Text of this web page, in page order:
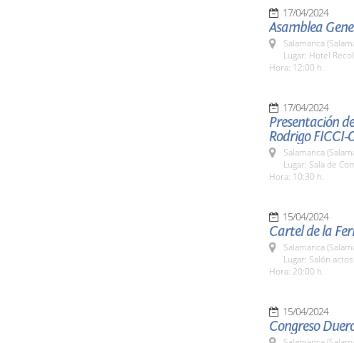
17/04/2024
Asamblea
Salamanca
Lugar: Hotel
Hora: 12:00 h.
17/04/2024
Presentación
Rodrigo FICCI-
Salamanca
Lugar: Sala de
Hora: 10:30 h.
15/04/2024
Cartel de la
Salamanca
Lugar: Salón
Hora: 20:00 h.
15/04/2024
Congreso